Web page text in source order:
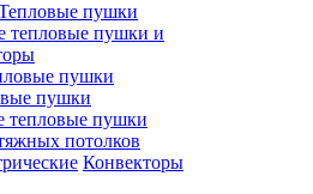
пушки
тепловые пушки и
пушки
пушки
тепловые пушки
потолков
Конвекторы